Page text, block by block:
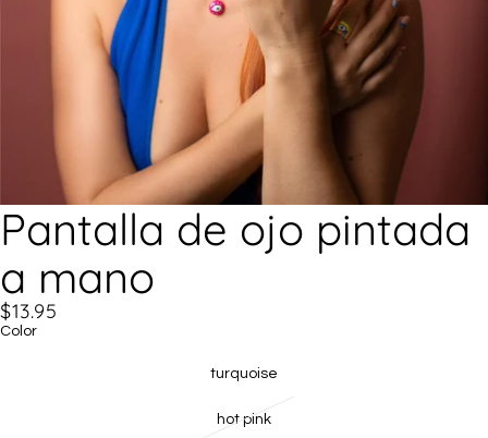
Pantalla de ojo pintada
a mano
$13.95
Color
turquoise
hot pink